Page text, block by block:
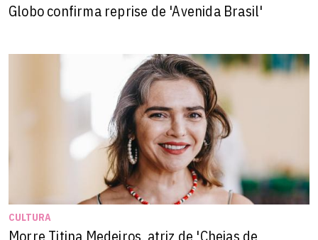
Globo confirma reprise de 'Avenida Brasil'
CULTURA
Morre Titina Medeiros, atriz de 'Cheias de